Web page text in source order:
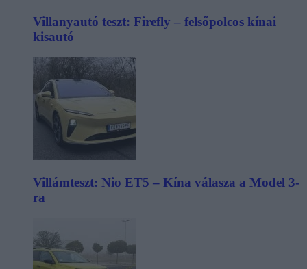
Villanyautó teszt: Firefly – felsőpolcos kínai
kisautó
Villámteszt: Nio ET5 – Kína válasza a Model 3-
ra